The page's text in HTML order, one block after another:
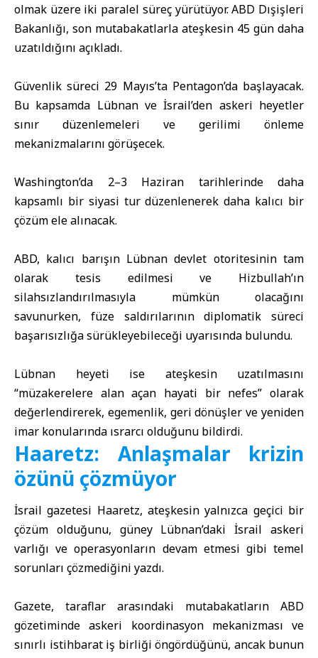
olmak üzere iki paralel süreç yürütüyor. ABD Dışişleri
Bakanlığı, son mutabakatlarla ateşkesin 45 gün daha
uzatıldığını açıkladı.
Güvenlik süreci 29 Mayıs’ta Pentagon’da başlayacak.
Bu kapsamda Lübnan ve İsrail’den askeri heyetler
sınır düzenlemeleri ve gerilimi önleme
mekanizmalarını görüşecek.
Washington’da 2–3 Haziran tarihlerinde daha
kapsamlı bir siyasi tur düzenlenerek daha kalıcı bir
çözüm ele alınacak.
ABD, kalıcı barışın Lübnan devlet otoritesinin tam
olarak tesis edilmesi ve Hizbullah’ın
silahsızlandırılmasıyla mümkün olacağını
savunurken, füze saldırılarının diplomatik süreci
başarısızlığa sürükleyebileceği uyarısında bulundu.
Lübnan heyeti ise ateşkesin uzatılmasını
“müzakerelere alan açan hayati bir nefes” olarak
değerlendirerek, egemenlik, geri dönüşler ve yeniden
imar konularında ısrarcı olduğunu bildirdi.
Haaretz: Anlaşmalar krizin
özünü çözmüyor
İsrail gazetesi Haaretz, ateşkesin yalnızca geçici bir
çözüm olduğunu, güney Lübnan’daki İsrail askeri
varlığı ve operasyonların devam etmesi gibi temel
sorunları çözmediğini yazdı.
Gazete, taraflar arasındaki mutabakatların ABD
gözetiminde askeri koordinasyon mekanizması ve
sınırlı istihbarat iş birliği öngördüğünü, ancak bunun